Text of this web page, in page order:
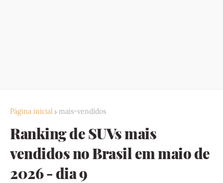
Página inicial mais-vendidos
Ranking de SUVs mais
vendidos no Brasil em maio de
2026 - dia 9